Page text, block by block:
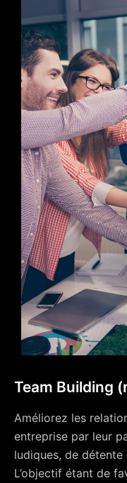
Team Building
Améliorez les
entreprise par leur
ludiques, de
L’objectif étant de